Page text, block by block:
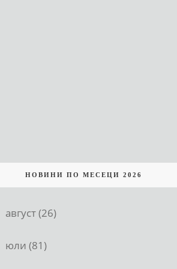
НОВИНИ ПО МЕСЕЦИ 2026
август (26)
юли (81)